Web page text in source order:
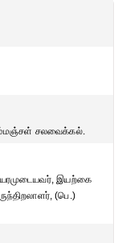
சலவைக்கல்.
இயற்கை
(பெ.)